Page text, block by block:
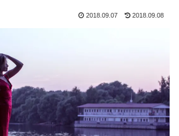
2018.09.07 2018.09.08